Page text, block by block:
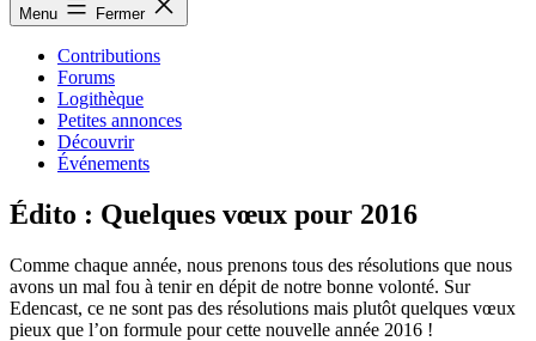
Menu Fermer
Contributions
Forums
Logithèque
Petites annonces
Découvrir
Événements
Édito : Quelques vœux pour 2016
Comme chaque année, nous prenons tous des résolutions que nous
avons un mal fou à tenir en dépit de notre bonne volonté. Sur
Edencast, ce ne sont pas des résolutions mais plutôt quelques vœux
pieux que l’on formule pour cette nouvelle année 2016 !